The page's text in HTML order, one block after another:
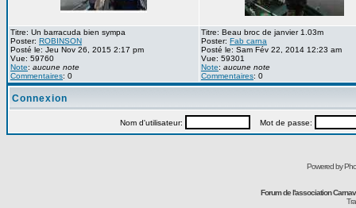
Titre: Un barracuda bien sympa
Poster: ROBINSON
Posté le: Jeu Nov 26, 2015 2:17 pm
Vue: 59760
Note: aucune note
Commentaires: 0
Titre: Beau broc de janvier 1.03m
Poster: Fab carna
Posté le: Sam Fév 22, 2014 12:23 am
Vue: 59301
Note: aucune note
Commentaires: 0
Connexion
Nom d'utilisateur: Mot de passe:
Powered by
Forum de l'association